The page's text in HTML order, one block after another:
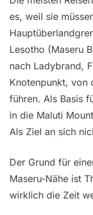
es, weil sie
Lesotho (Maseru
nach Ladybrand,
Knotenpunkt, von
führen. Als Basis
in die Maluti
Als Ziel an sich
Der Grund für
Maseru-Nähe ist
wirklich die Zeit